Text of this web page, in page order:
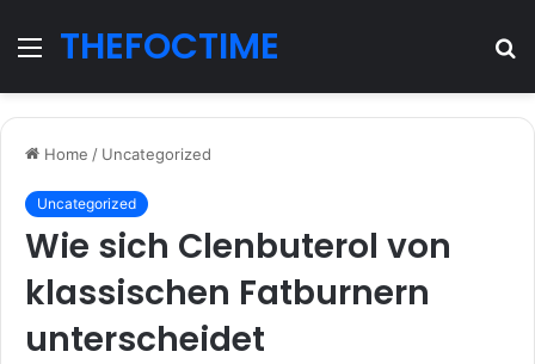
Menu
THEFOCTIME
Home / Uncategorized
Uncategorized
Wie sich Clenbuterol von
klassischen Fatburnern
unterscheidet